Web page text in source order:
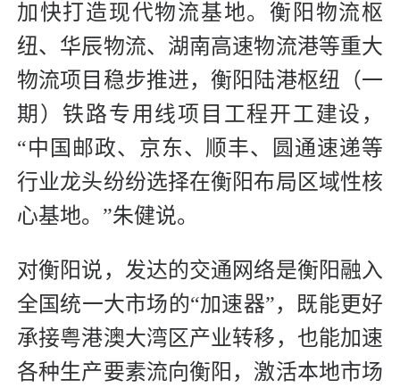
加快打造现代物流基地。衡阳物流枢
纽、华辰物流、湖南高速物流港等重大
物流项目稳步推进，衡阳陆港枢纽（一
期）铁路专用线项目工程开工建设，
“中国邮政、京东、顺丰、圆通速递等
行业龙头纷纷选择在衡阳布局区域性核
心基地。”朱健说。
对衡阳说，发达的交通网络是衡阳融入
全国统一大市场的“加速器”，既能更好
承接粤港澳大湾区产业转移，也能加速
各种生产要素流向衡阳，激活本地市场